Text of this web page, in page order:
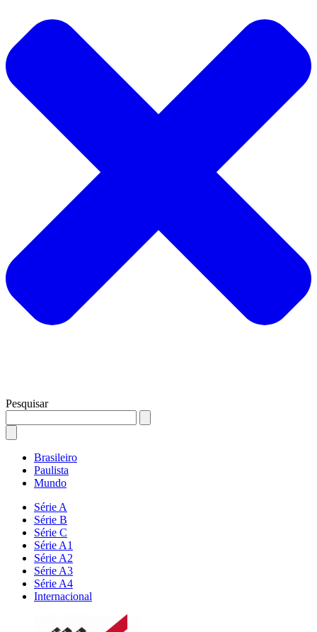
Pesquisar
Brasileiro
Paulista
Mundo
Série A
Série B
Série C
Série A1
Série A2
Série A3
Série A4
Internacional